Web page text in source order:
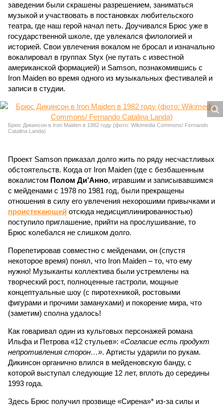
заведении были скрашены разрешением, заниматься
музыкой и участвовать в постановках любительского
театра, где наш герой начал петь. Доучивался Брюс уже в
государственной школе, где увлекался филологией и
историей. Свои увлечения вокалом не бросал и изначально
вокалировал в группах Styx (не путать с известной
американской формацией) и Samson, познакомившись с
Iron Maiden во время одного из музыкальных фестивалей и
записи в студии.
Брюс Дикинсон в Iron Maiden в 1982 году (фото: Wikimedia Commons/ Fernando
Catalina Landa)
Проект Samson приказал долго жить по ряду несчастливых
обстоятельств. Когда от Iron Maiden (где с безбашенным
вокалистом Полом Ди’Анно, игравшим и записывавшимся
с мейденами с 1978 по 1981 год, были прекращены
отношения в силу его увлечения нехорошими привычками и
проистекающей отсюда недисциплинированностью)
поступило приглашение, прийти на прослушивание, то
Брюс колебался не слишком долго.
Порепетировав совместно с мейденами, он (спустя
некоторое время) понял, что Iron Maiden – то, что ему
нужно! Музыканты коллектива были устремлены на
творческий рост, полноценные гастроли, мощные
концептуальные шоу (с пиротехникой, ростовыми
фигурами и прочими заманухами) и покорение мира, что
(заметим) сполна удалось!
Как говаривал один из культовых персонажей романа
Ильфа и Петрова «12 стульев»: «Согласие есть продукт
непротивления сторон…». Артисты ударили по рукам.
Дикинсон органично влился в мейденовскую банду, с
которой выступал следующие 12 лет, вплоть до середины
1993 года.
Здесь Брюс получил прозвище «Сирена»* из-за силы и